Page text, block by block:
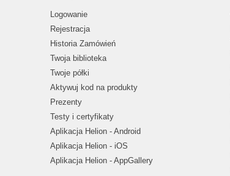
Logowanie
Rejestracja
Historia Zamówień
Twoja biblioteka
Twoje półki
Aktywuj kod na produkty
Prezenty
Testy i certyfikaty
Aplikacja Helion - Android
Aplikacja Helion - iOS
Aplikacja Helion - AppGallery